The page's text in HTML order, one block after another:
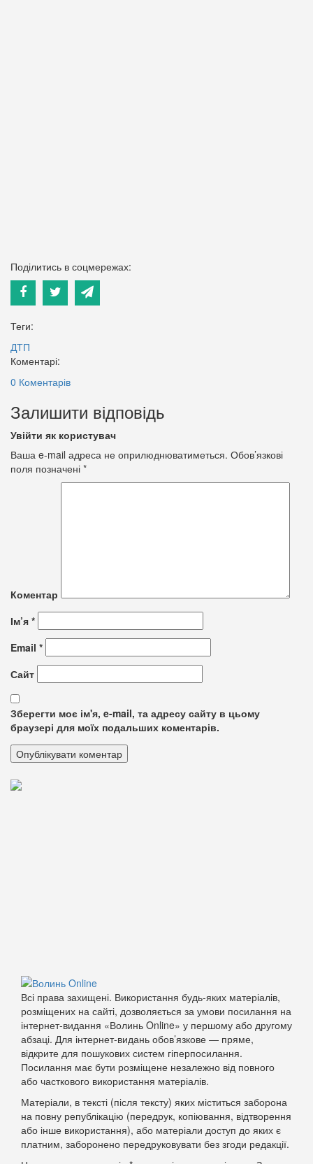
Поділитись в соцмережах:
Теги:
ДТП
Коментарі:
0 Коментарів
Залишити відповідь
Увійти як користувач
Ваша e-mail адреса не оприлюднюватиметься. Обов’язкові
поля позначені *
Коментар
Ім’я *
Email *
Сайт
Зберегти моє ім'я, e-mail, та адресу сайту в цьому
браузері для моїх подальших коментарів.
Всі права захищені. Використання будь-яких матеріалів,
розміщених на сайті, дозволяється за умови посилання на
інтернет-видання «Волинь Online» у першому або другому
абзаці. Для інтернет-видань обов’язкове — пряме,
відкрите для пошукових систем гіперпосилання.
Посилання має бути розміщене незалежно від повного
або часткового використання матеріалів.
Матеріали, в тексті (після тексту) яких міститься заборона
на повну републікацію (передрук, копіювання, відтворення
або інше використання), або матеріали доступ до яких є
платним, заборонено передруковувати без згоди редакції.